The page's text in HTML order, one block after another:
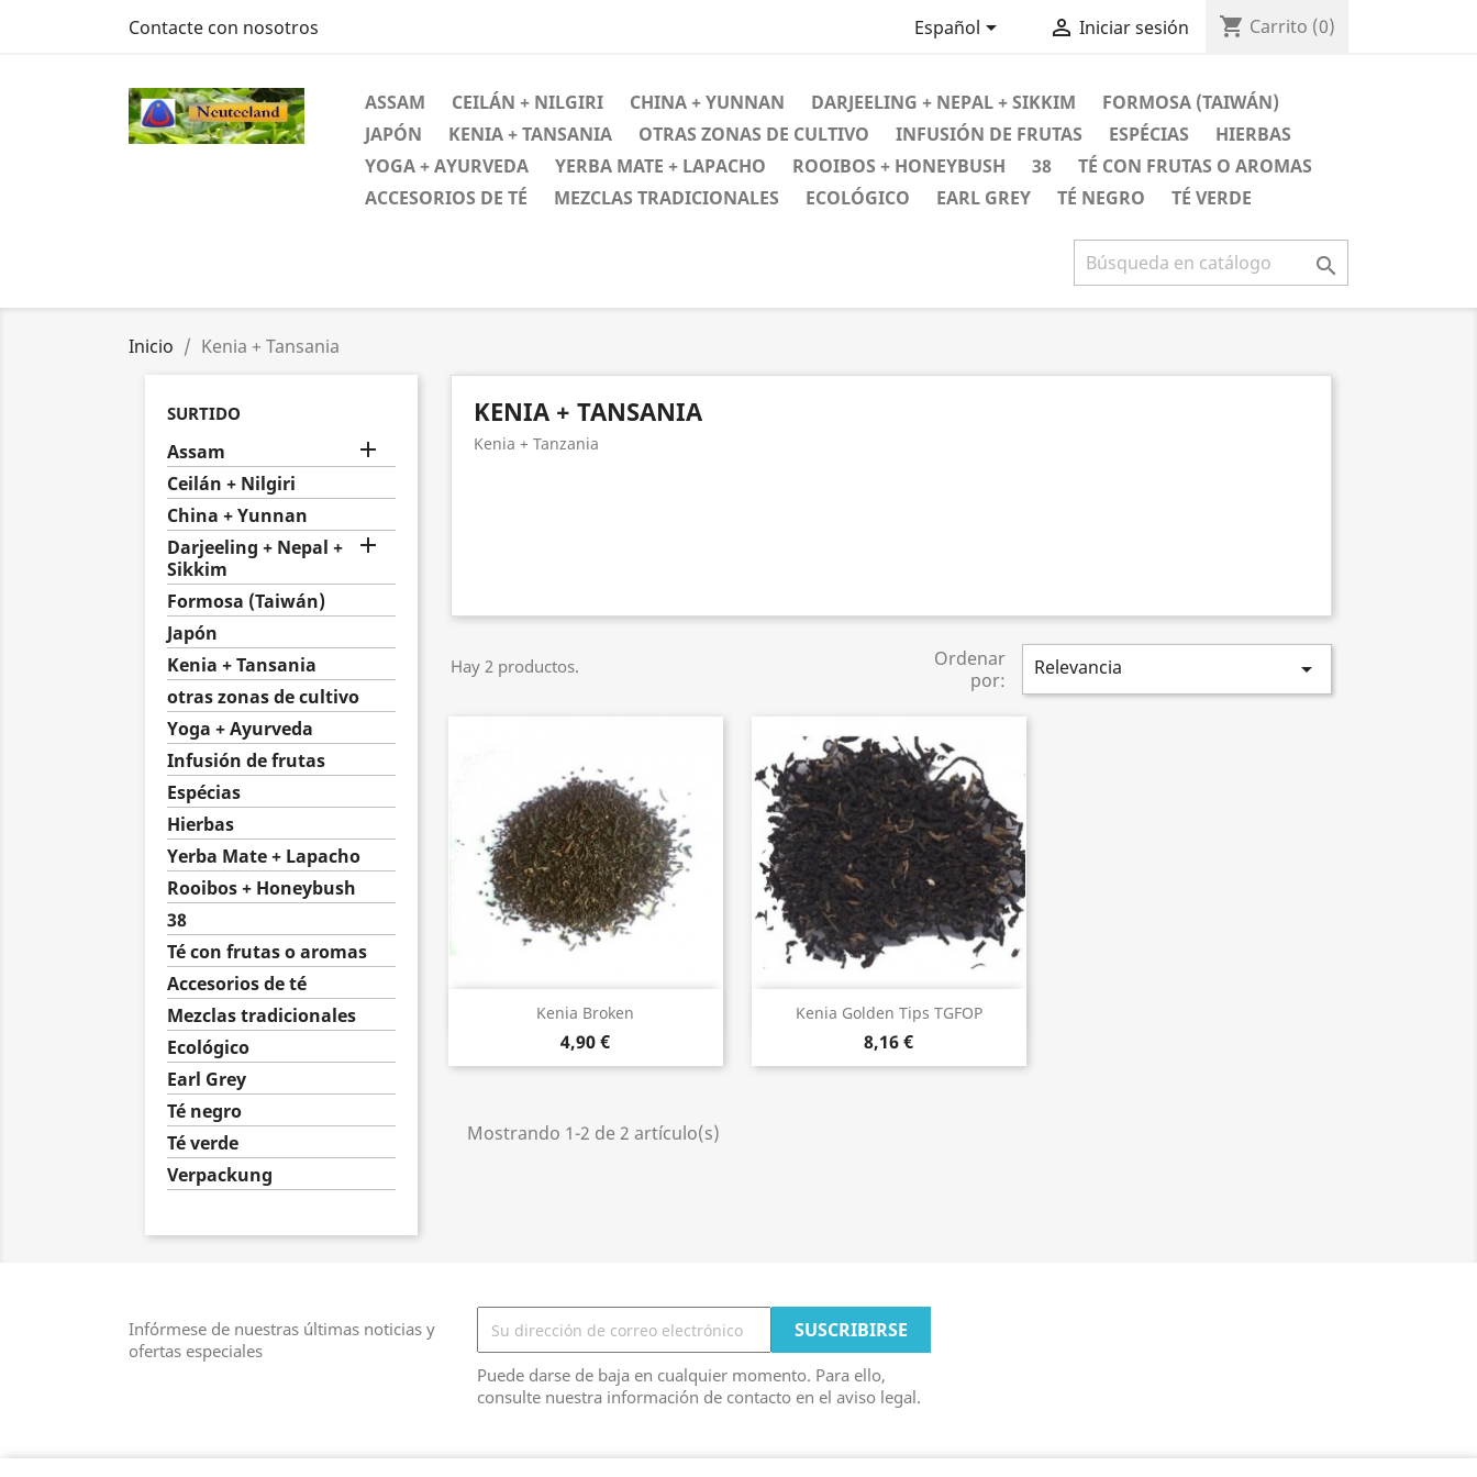
Contacte con nosotros Español  Iniciar sesión shopping_cart Carrito (0)
ASSAM CEILÁN + NILGIRI CHINA + YUNNAN DARJEELING + NEPAL + SIKKIM
FORMOSA (TAIWÁN)
JAPÓN
KENIA + TANSANIA OTRAS ZONAS DE CULTIVO INFUSIÓN DE FRUTAS ESPÉCIAS
HIERBAS
YOGA + AYURVEDA
YERBA MATE + LAPACHO ROOIBOS + HONEYBUSH 38
TÉ CON FRUTAS O AROMAS
ACCESORIOS DE TÉ
MEZCLAS TRADICIONALES ECOLÓGICO EARL GREY TÉ NEGRO TÉ VERDE

Inicio Kenia + Tansania
SURTIDO
Assam 
Ceilán + Nilgiri
China + Yunnan
Darjeeling + Nepal +
Sikkim

Formosa (Taiwán)
Japón
Kenia + Tansania
otras zonas de cultivo
Yoga + Ayurveda
Infusión de frutas
Espécias
Hierbas
Yerba Mate + Lapacho
Rooibos + Honeybush
38
Té con frutas o aromas
Accesorios de té
Mezclas tradicionales
Ecológico
Earl Grey
Té negro
Té verde
Verpackung
KENIA + TANSANIA
Kenia + Tanzania
Hay 2 productos.
Ordenar
por:
Relevancia 
Kenia Broken
4,90 €
Vista rápida Kenia Golden Tips TGFOP
8,16 €
Vista rápida
Mostrando 1-2 de 2 artículo(s)
Infórmese de nuestras últimas noticias y
ofertas especiales
Puede darse de baja en cualquier momento. Para ello,
consulte nuestra información de contacto en el aviso legal.